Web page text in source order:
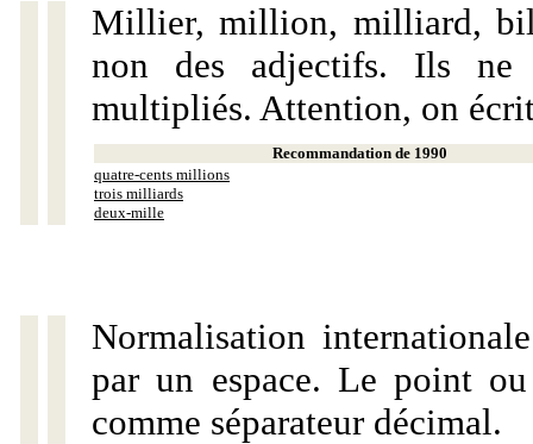
Millier, million, milliard,
non des adjectifs. Ils ne
multipliés. Attention, on
Recommandation de 1990
quatre-cents millions
trois milliards
deux-mille
Normalisation
par un espace. Le point
comme séparateur décimal.